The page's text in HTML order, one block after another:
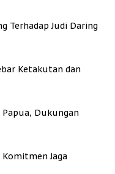
Terhadap Judi Daring
Ketakutan dan
Papua, Dukungan
Komitmen Jaga